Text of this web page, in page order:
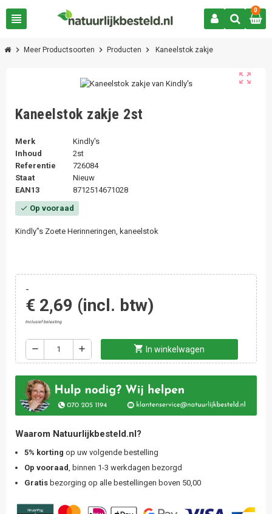
view_headline
0
chevron_right Meer Productsoorten chevron_right Producten chevron_right Kaneelstok zakje
zoom_out_map
Kaneelstok zakje 2st
Merk
Kindly's
Inhoud
2st
Referentie
726084
Staat
Nieuw
EAN13
8712514671028
check Op vooraad
Kindly"s Zoete Herinneringen, kaneelstok
-
€ 2,69 (incl. btw)
Inclusief belasting
remove add shopping_cart In winkelwagen
Waarom Natuurlijkbesteld.nl?
5% korting op uw volgende bestelling
Op vooraad
, binnen 1-3 werkdagen bezorgd
Gratis bezorging op alle bestellingen boven 50,00